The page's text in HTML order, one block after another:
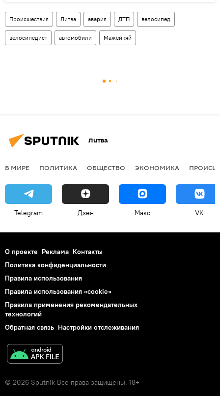
Происшествия Литва авария ДТП велосипед
велосипедист автомобили Мажейкяй
Литва
В МИРЕ ПОЛИТИКА ОБЩЕСТВО ЭКОНОМИКА
Telegram Дзен Макс VK
О проекте Реклама Контакты
Политика конфиденциальности
Правила использования
Правила использования «cookie»
Правила применения рекомендательных
технологий
Обратная связь Настройки отслеживания
© 2026 Sputnik Все права защищены. 18+